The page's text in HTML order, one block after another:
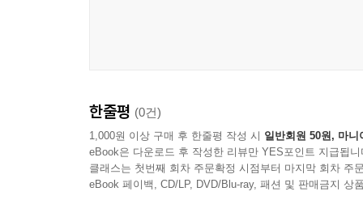
한줄평 (0건)
1,000원 이상 구매 후 한줄평 작성 시 일반회원 50원, 마니
eBook은 다운로드 후 작성한 리뷰만 YES포인트 지급됩니
클래스는 첫번째 회차 주문확정 시점부터 마지막 회차 주
eBook 페이백, CD/LP, DVD/Blu-ray, 패션 및 판매금지 상